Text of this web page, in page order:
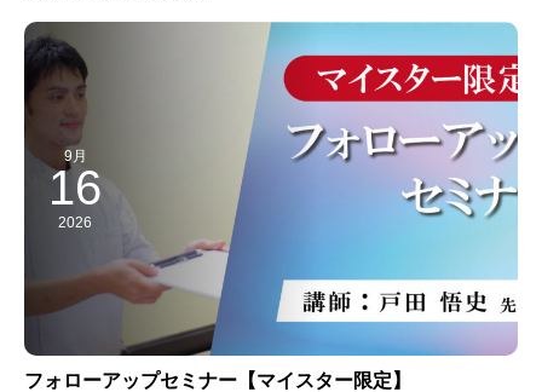
9月
16
2026
フォローアップセミナー【マイスター限定】